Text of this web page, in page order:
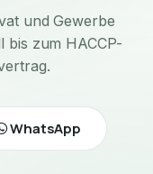
und Gewerbe
zum HACCP-
WhatsApp